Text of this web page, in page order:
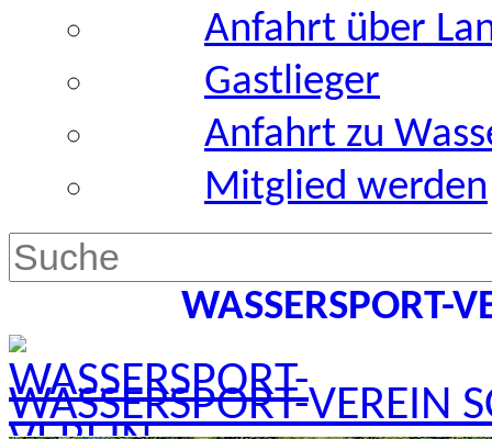
Anfahrt über
Gastlieger
Anfahrt zu
Mitglied werden
WASSERSPORT-
WASSERSPORT-VEREIN